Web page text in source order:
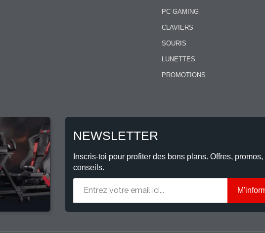
PC GAMING
CLAVIERS
SOURIS
LUNETTES
PROMOTIONS
NEWSLETTER
Inscris-toi pour profiter des bons plans. Offres, promos,
conseils.